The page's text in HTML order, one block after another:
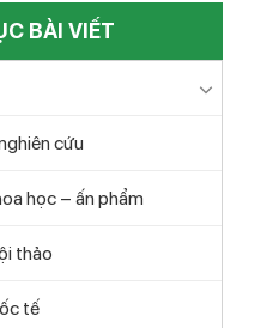
BÀI VIẾT
cứu
học – ấn phẩm
thảo
tế